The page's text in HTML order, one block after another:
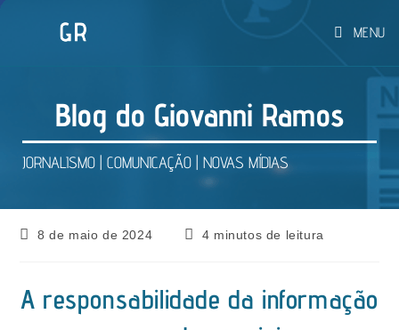
MENU
Blog do Giovanni Ramos
JORNALISMO | COMUNICAÇÃO | NOVAS MÍDIAS
Post8 de maio de 2024
Tempo
4 minutos de leitura
A responsabilidade da informação